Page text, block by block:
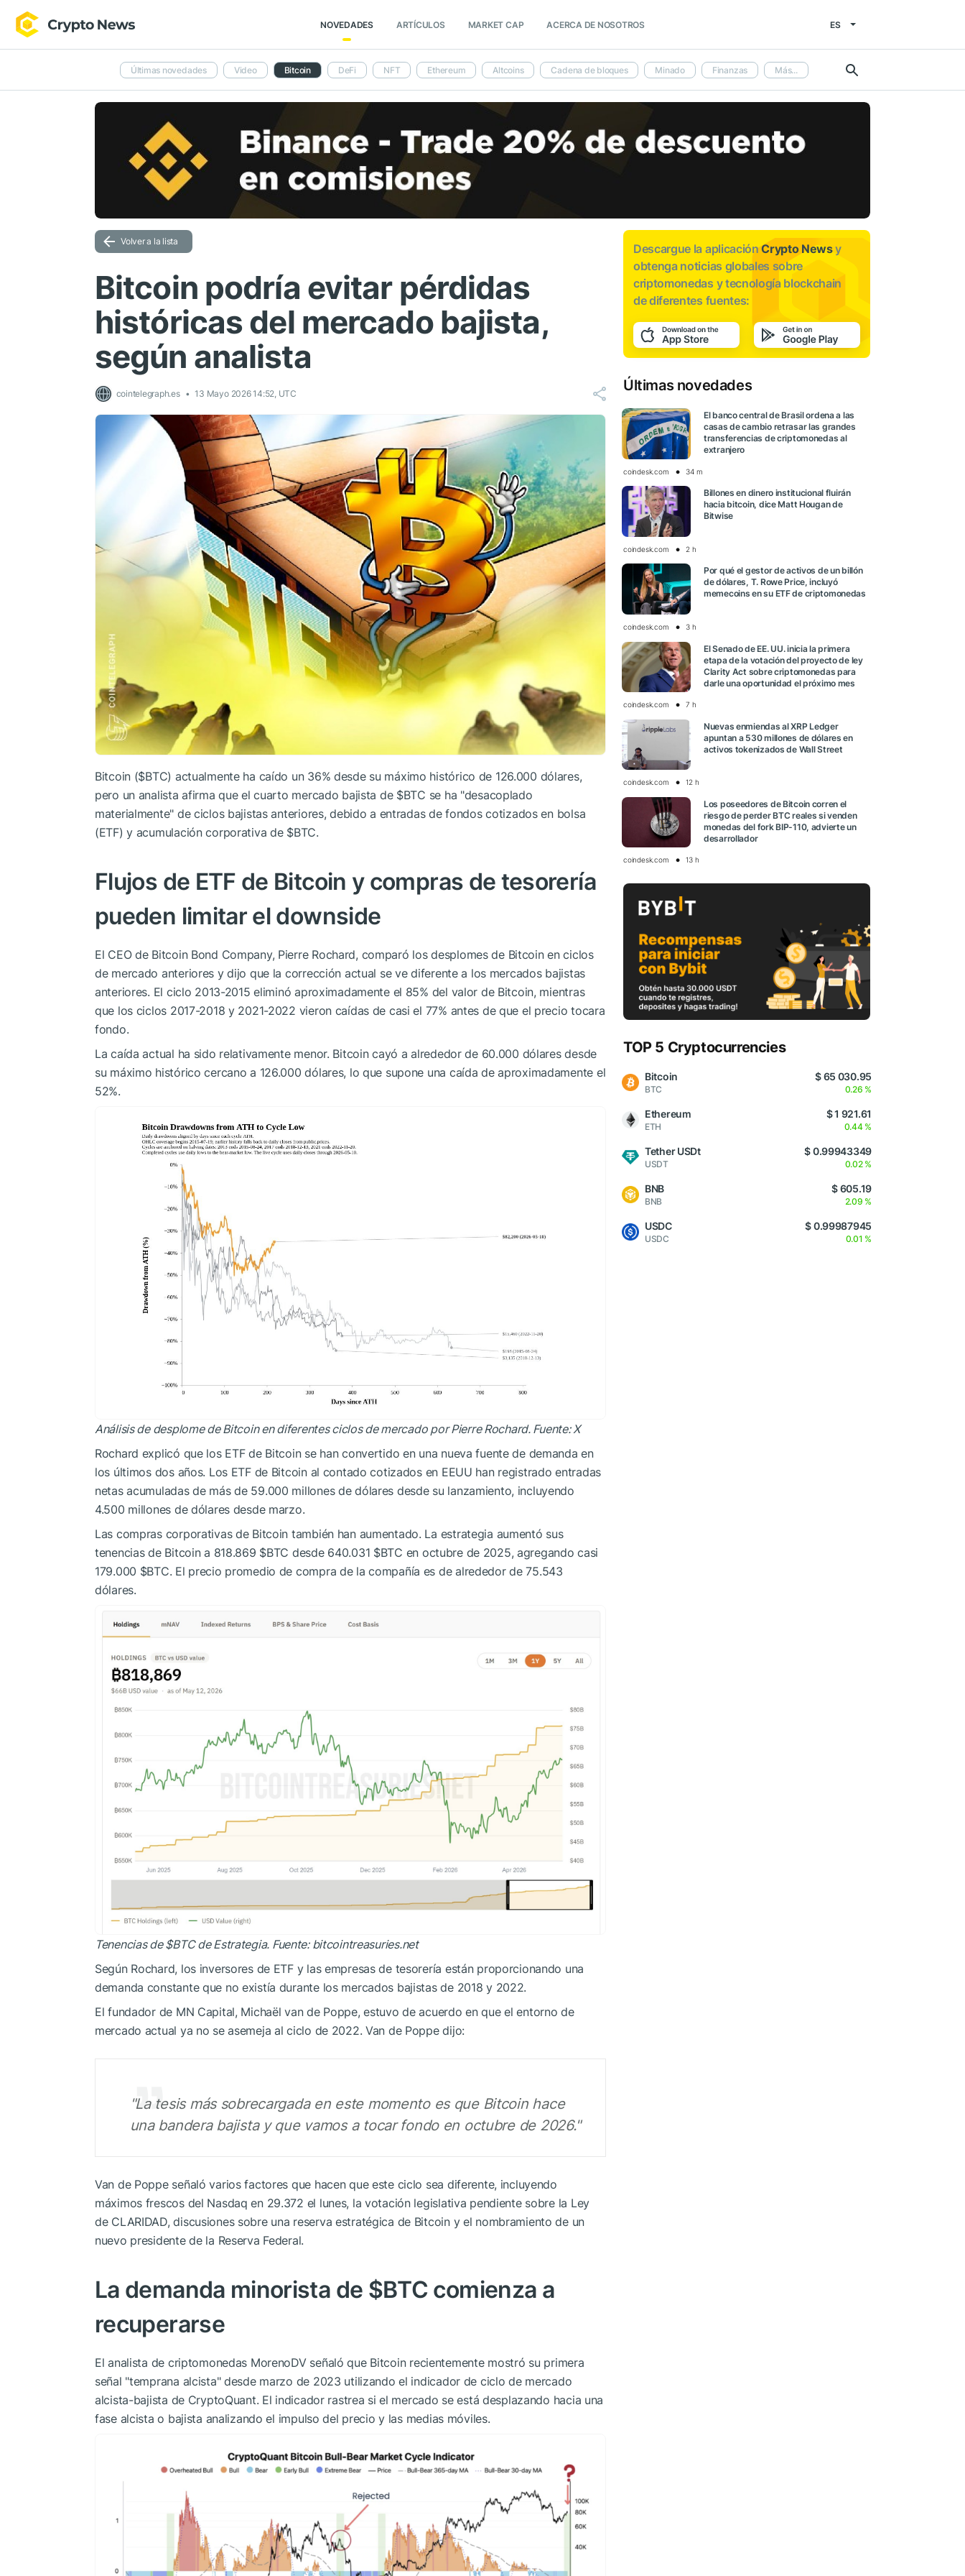
NOVEDADES ARTÍCULOS MARKET CAP ACERCA DE NOSOTROS ES
Últimas novedades Video Bitcoin DeFi NFT Ethereum Altcoins Cadena de bloques Minado Finanzas Más...
Volver a la lista
Bitcoin podría evitar pérdidas
históricas del mercado bajista,
según analista
cointelegraph.es 13 Mayo 2026 14:52, UTC
Bitcoin ($BTC) actualmente ha caído un 36% desde su máximo histórico de 126.000 dólares,
pero un analista afirma que el cuarto mercado bajista de $BTC se ha "desacoplado
materialmente" de ciclos bajistas anteriores, debido a entradas de fondos cotizados en bolsa
(ETF) y acumulación corporativa de $BTC.
Flujos de ETF de Bitcoin y compras de tesorería
pueden limitar el downside
El CEO de Bitcoin Bond Company, Pierre Rochard, comparó los desplomes de Bitcoin en ciclos
de mercado anteriores y dijo que la corrección actual se ve diferente a los mercados bajistas
anteriores. El ciclo 2013-2015 eliminó aproximadamente el 85% del valor de Bitcoin, mientras
que los ciclos 2017-2018 y 2021-2022 vieron caídas de casi el 77% antes de que el precio tocara
fondo.
La caída actual ha sido relativamente menor. Bitcoin cayó a alrededor de 60.000 dólares desde
su máximo histórico cercano a 126.000 dólares, lo que supone una caída de aproximadamente el
52%.
Análisis de desplome de Bitcoin en diferentes ciclos de mercado por Pierre Rochard. Fuente: X
Rochard explicó que los ETF de Bitcoin se han convertido en una nueva fuente de demanda en
los últimos dos años. Los ETF de Bitcoin al contado cotizados en EEUU han registrado entradas
netas acumuladas de más de 59.000 millones de dólares desde su lanzamiento, incluyendo
4.500 millones de dólares desde marzo.
Las compras corporativas de Bitcoin también han aumentado. La estrategia aumentó sus
tenencias de Bitcoin a 818.869 $BTC desde 640.031 $BTC en octubre de 2025, agregando casi
179.000 $BTC. El precio promedio de compra de la compañía es de alrededor de 75.543
dólares.
Tenencias de$BTCde Estrategia. Fuente: bitcointreasuries.net
Según Rochard, los inversores de ETF y las empresas de tesorería están proporcionando una
demanda constante que no existía durante los mercados bajistas de 2018 y 2022.
El fundador de MN Capital, Michaël van de Poppe, estuvo de acuerdo en que el entorno de
mercado actual ya no se asemeja al ciclo de 2022. Van de Poppe dijo:
"La tesis más sobrecargada en este momento es que Bitcoin hace
una bandera bajista y que vamos a tocar fondo en octubre de 2026."
Van de Poppe señaló varios factores que hacen que este ciclo sea diferente, incluyendo
máximos frescos del Nasdaq en 29.372 el lunes, la votación legislativa pendiente sobre la Ley
de CLARIDAD, discusiones sobre una reserva estratégica de Bitcoin y el nombramiento de un
nuevo presidente de la Reserva Federal.
La demanda minorista de $BTC comienza a
recuperarse
El analista de criptomonedas MorenoDV señaló que Bitcoin recientemente mostró su primera
señal "temprana alcista" desde marzo de 2023 utilizando el indicador de ciclo de mercado
alcista-bajista de CryptoQuant. El indicador rastrea si el mercado se está desplazando hacia una
fase alcista o bajista analizando el impulso del precio y las medias móviles.
Descargue la aplicaciónCrypto Newsy
obtenga noticias globales sobre
criptomonedas y tecnología blockchain
de diferentes fuentes:
Últimas novedades
El banco central de Brasil ordena a las
casas de cambio retrasar las grandes
transferencias de criptomonedas al
extranjero
coindesk.com 34 m
Billones en dinero institucional fluirán
hacia bitcoin, dice Matt Hougan de
Bitwise
coindesk.com 2 h
Por qué el gestor de activos de un billón
de dólares, T. Rowe Price, incluyó
memecoins en su ETF de criptomonedas
coindesk.com 3 h
El Senado de EE. UU. inicia la primera
etapa de la votación del proyecto de ley
Clarity Act sobre criptomonedas para
darle una oportunidad el próximo mes
coindesk.com 7 h
Nuevas enmiendas al XRP Ledger
apuntan a 530 millones de dólares en
activos tokenizados de Wall Street
coindesk.com 12 h
Los poseedores de Bitcoin corren el
riesgo de perder BTC reales si venden
monedas del fork BIP-110, advierte un
desarrollador
coindesk.com 13 h
TOP 5 Cryptocurrencies
Bitcoin
BTC
$ 65 030.95
0.26 %
Ethereum
ETH
$ 1 921.61
0.44 %
Tether USDt
USDT
$ 0.99943349
0.02 %
BNB
BNB
$ 605.19
2.09 %
USDC
USDC
$ 0.99987945
0.01 %